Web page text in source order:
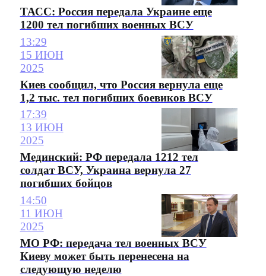
ТАСС: Россия передала Украине еще
1200 тел погибших военных ВСУ
13:29
15 ИЮН
2025
Киев сообщил, что Россия вернула еще
1,2 тыс. тел погибших боевиков ВСУ
17:39
13 ИЮН
2025
Мединский: РФ передала 1212 тел
солдат ВСУ, Украина вернула 27
погибших бойцов
14:50
11 ИЮН
2025
МО РФ: передача тел военных ВСУ
Киеву может быть перенесена на
следующую неделю